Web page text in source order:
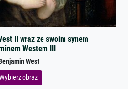
II wraz ze swoim synem
Westem III
West
Wybierz obraz